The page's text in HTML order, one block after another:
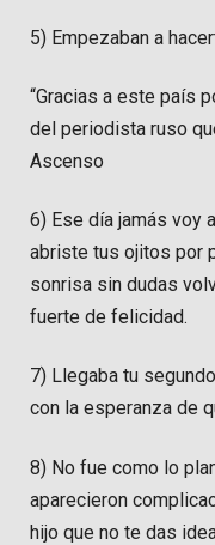
5) Empezaban a
“Gracias a este país
del periodista ruso
Ascenso
6) Ese día jamás voy
abriste tus ojitos por
sonrisa sin dudas
fuerte de felicidad.
7) Llegaba tu
con la esperanza de
8) No fue como lo
aparecieron
hijo que no te das